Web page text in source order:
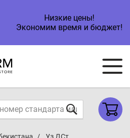
Низкие цены!
Экономим время и бюджет!